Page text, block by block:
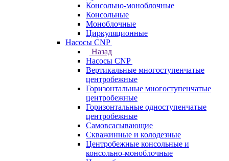
Консольно-моноблочные
Консольные
Моноблочные
Циркуляционные
Насосы CNP
Назад
Насосы CNP
Вертикальные многоступенчатые
центробежные
Горизонтальные многоступенчатые
центробежные
Горизонтальные одноступенчатые
центробежные
Самовсасывающие
Скважинные и колодезные
Центробежные консольные и
консольно-моноблочные